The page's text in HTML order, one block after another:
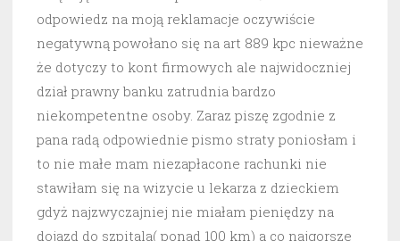
odpowiedz na moją reklamacje oczywiście
negatywną powołano się na art 889 kpc nieważne
że dotyczy to kont firmowych ale najwidoczniej
dział prawny banku zatrudnia bardzo
niekompetentne osoby. Zaraz piszę zgodnie z
pana radą odpowiednie pismo straty poniosłam i
to nie małe mam niezapłacone rachunki nie
stawiłam się na wizycie u lekarza z dzieckiem
gdyż najzwyczajniej nie miałam pieniędzy na
dojazd do szpitala( ponad 100 km) a co najgorsze